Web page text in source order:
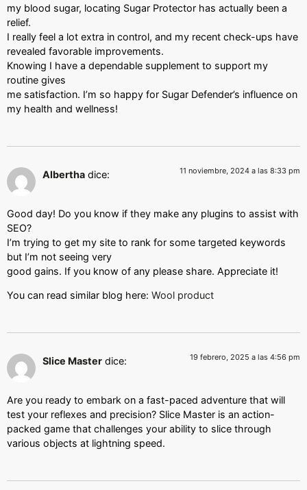
my blood sugar, locating Sugar Protector has actually been a
relief.
I really feel a lot extra in control, and my recent check-ups have
revealed favorable improvements.
Knowing I have a dependable supplement to support my
routine gives
me satisfaction. I’m so happy for Sugar Defender’s influence on
my health and wellness!
Albertha dice: 11 noviembre, 2024 a las 8:33 pm
Good day! Do you know if they make any plugins to assist with
SEO?
I’m trying to get my site to rank for some targeted keywords
but I’m not seeing very
good gains. If you know of any please share. Appreciate it!
You can read similar blog here: Wool product
Slice Master dice: 19 febrero, 2025 a las 4:56 pm
Are you ready to embark on a fast-paced adventure that will
test your reflexes and precision? Slice Master is an action-
packed game that challenges your ability to slice through
various objects at lightning speed.